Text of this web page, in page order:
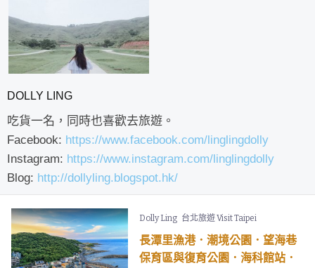
DOLLY LING
吃貨一名，同時也喜歡去旅遊。
Facebook: https://www.facebook.com/linglingdolly
Instagram: https://www.instagram.com/linglingdolly
Blog: http://dollyling.blogspot.hk/
Dolly Ling 台北旅遊 Visit Taipei
長潭里漁港．潮境公園．望海巷
保育區與復育公園．海科館站．